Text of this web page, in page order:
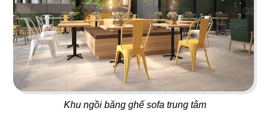
Khu ngồi băng ghế sofa trung tâm
55
PHƯƠNG MINH GARDEN
56
TEMUJIN
Nhà hàng Hàn Quốc